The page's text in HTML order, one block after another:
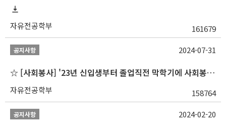
자유전공학부 161679
공지사항
☆ [사회봉사] '23년 신입생부터 졸업직전 막학기에 사회봉사1,2,3 수강 불가
자유전공학부 158764
2024-07-31
공지사항 2024-02-20